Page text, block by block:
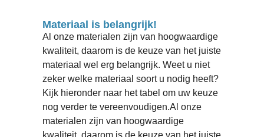
Materiaal is belangrijk!
Al onze materialen zijn van hoogwaardige
kwaliteit, daarom is de keuze van het juiste
materiaal wel erg belangrijk. Weet u niet
zeker welke materiaal soort u nodig heeft?
Kijk hieronder naar het tabel om uw keuze
nog verder te vereenvoudigen.Al onze
materialen zijn van hoogwaardige
kwaliteit, daarom is de keuze van het juiste